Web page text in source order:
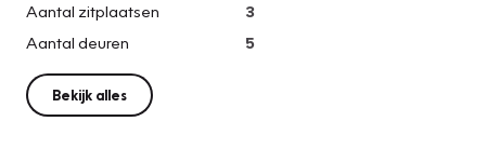
Aantal zitplaatsen
3
Aantal deuren
5
Bekijk alles